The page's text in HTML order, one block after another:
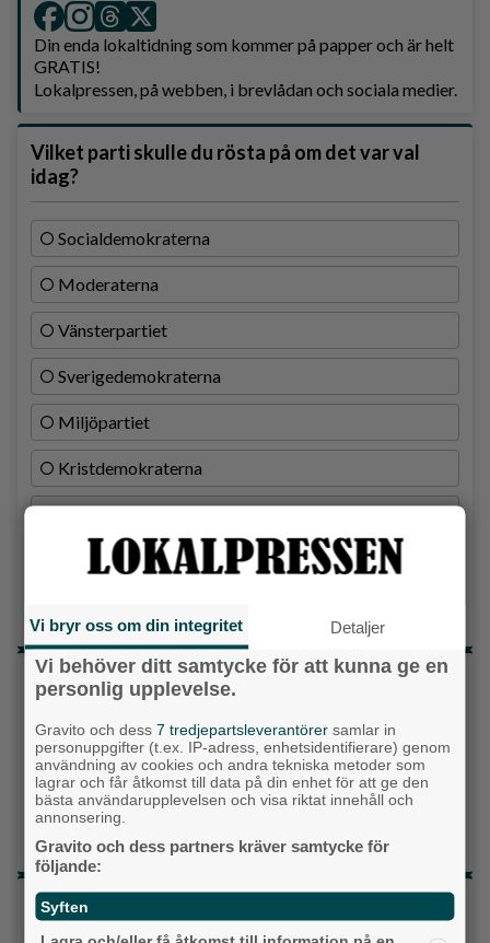
Din enda lokaltidning som kommer på papper och är helt
GRATIS!
Lokalpressen, på webben, i brevlådan och sociala medier.
Vilket parti skulle du rösta på om det var val
idag?
Socialdemokraterna
Moderaterna
Vänsterpartiet
Sverigedemokraterna
Miljöpartiet
Kristdemokraterna
Centerpartiet
Liberalerna
Topp tre denna veckan
Milstolpen: Ny tunnel är på plats under
järnvägen
Detta händer i Alingsås 3–10 augusti
Gatuköksklassiker blev succé – nu växlar
Ånga upp
Vi bryr oss om din integritet Detaljer
Vi behöver ditt samtycke för att kunna ge en
personlig upplevelse.
Gravito och dess7 tredjepartsleverantörer samlar in
personuppgifter (t.ex. IP-adress, enhetsidentifierare) genom
användning av cookies och andra tekniska metoder som
lagrar och får åtkomst till data på din enhet för att ge den
bästa användarupplevelsen och visa riktat innehåll och
annonsering.
Gravito och dess partners kräver samtycke för
följande:
Syften